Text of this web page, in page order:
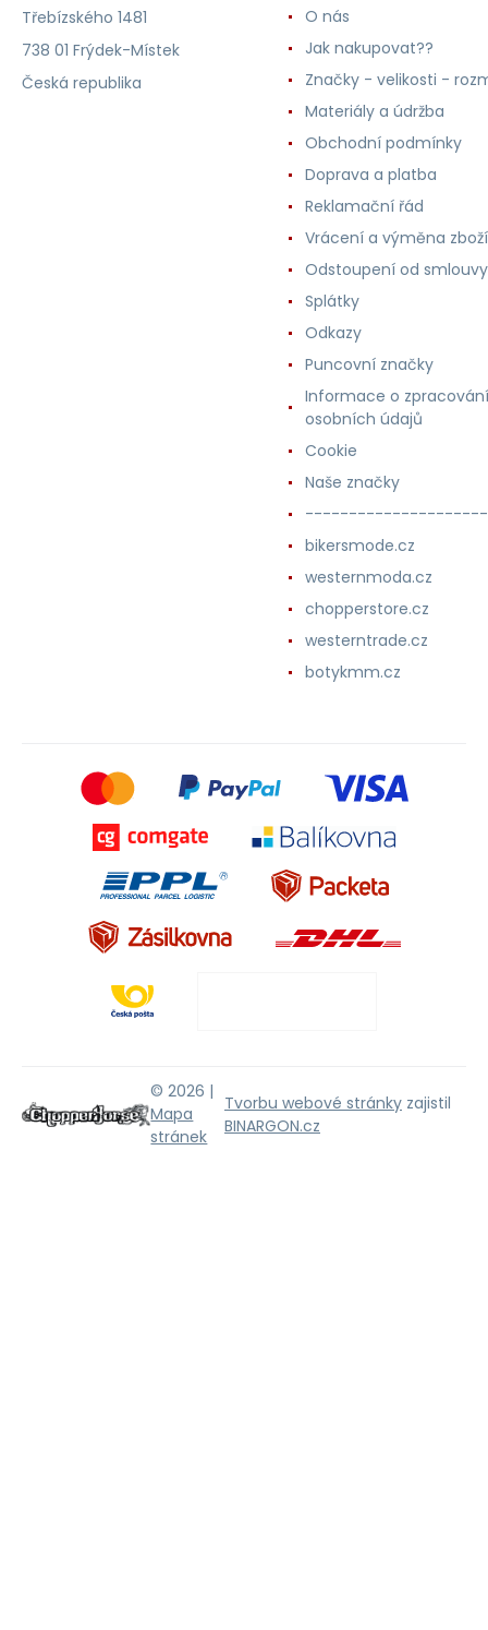
Třebízského 1481
738 01 Frýdek-Místek
Česká republika
O nás
Jak nakupovat??
Značky - velikosti -
Materiály a údržba
Obchodní podmínky
Doprava a platba
Reklamační řád
Vrácení a výměna zboží
Odstoupení od smlouvy
Splátky
Odkazy
Puncovní značky
Informace o zpracování
osobních údajů
Cookie
Naše značky
bikersmode.cz
westernmoda.cz
chopperstore.cz
westerntrade.cz
botykmm.cz
© 2026 |
Mapa
stránek
Tvorbu webové stránky zajistil
BINARGON.cz